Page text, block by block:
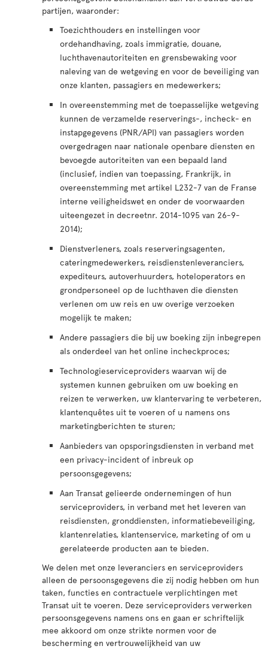
partijen, waaronder:
Toezichthouders en instellingen voor
ordehandhaving, zoals immigratie, douane,
luchthavenautoriteiten en grensbewaking voor
naleving van de wetgeving en voor de beveiliging van
onze klanten, passagiers en medewerkers;
In overeenstemming met de toepasselijke wetgeving
kunnen de verzamelde reserverings-, incheck- en
instapgegevens (PNR/API) van passagiers worden
overgedragen naar nationale openbare diensten en
bevoegde autoriteiten van een bepaald land
(inclusief, indien van toepassing, Frankrijk, in
overeenstemming met artikel L232-7 van de Franse
interne veiligheidswet en onder de voorwaarden
uiteengezet in decreetnr. 2014-1095 van 26-9-
2014);
Dienstverleners, zoals reserveringsagenten,
cateringmedewerkers, reisdienstenleveranciers,
expediteurs, autoverhuurders, hoteloperators en
grondpersoneel op de luchthaven die diensten
verlenen om uw reis en uw overige verzoeken
mogelijk te maken;
Andere passagiers die bij uw boeking zijn inbegrepen
als onderdeel van het online incheckproces;
Technologieserviceproviders waarvan wij de
systemen kunnen gebruiken om uw boeking en
reizen te verwerken, uw klantervaring te verbeteren,
klantenquêtes uit te voeren of u namens ons
marketingberichten te sturen;
Aanbieders van opsporingsdiensten in verband met
een privacy-incident of inbreuk op
persoonsgegevens;
Aan Transat gelieerde ondernemingen of hun
serviceproviders, in verband met het leveren van
reisdiensten, gronddiensten, informatiebeveiliging,
klantenrelaties, klantenservice, marketing of om u
gerelateerde producten aan te bieden.
We delen met onze leveranciers en serviceproviders
alleen de persoonsgegevens die zij nodig hebben om hun
taken, functies en contractuele verplichtingen met
Transat uit te voeren. Deze serviceproviders verwerken
persoonsgegevens namens ons en gaan er schriftelijk
mee akkoord om onze strikte normen voor de
bescherming en vertrouwelijkheid van uw